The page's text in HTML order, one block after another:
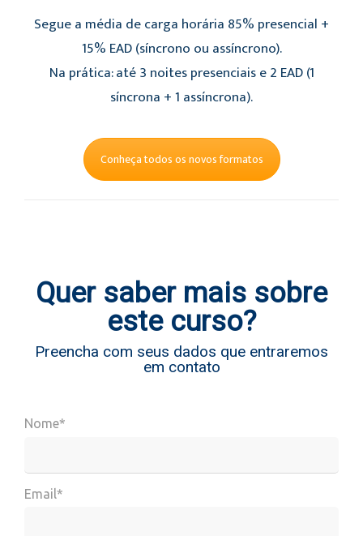
Segue a média de carga horária 85% presencial +
15% EAD (síncrono ou assíncrono).
Na prática: até 3 noites presenciais e 2 EAD (1
síncrona + 1 assíncrona).
Conheça todos os novos formatos
Quer saber mais sobre
este curso?
Preencha com seus dados que entraremos
em contato
Nome*
Email*